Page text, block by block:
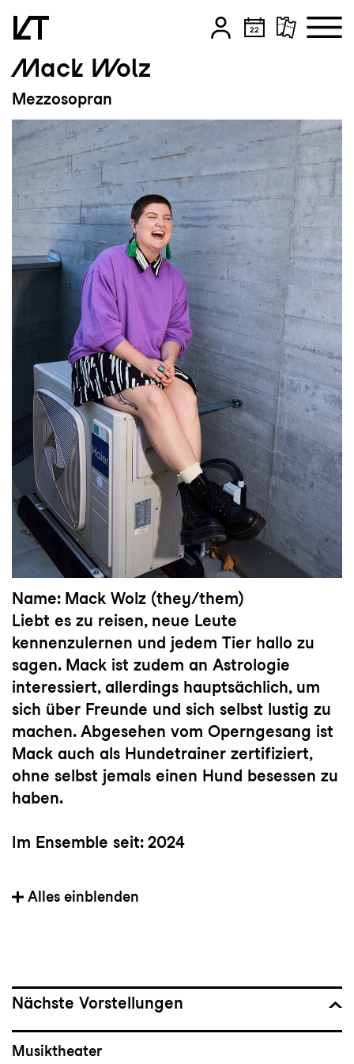
Zum Hauptinhalt springen
Zum Footer springen
Mack Wolz
Mezzosopran
Name: Mack Wolz (they/them)
Liebt es zu reisen, neue Leute
kennenzulernen und jedem Tier hallo zu
sagen. Mack ist zudem an Astrologie
interessiert, allerdings hauptsächlich, um
sich über Freunde und sich selbst lustig zu
machen. Abgesehen vom Operngesang ist
Mack auch als Hundetrainer zertifiziert,
ohne selbst jemals einen Hund besessen zu
haben.
Im Ensemble seit: 2024
Heimat: St. Louis, MO, USA
Dame der Lady Macbeth (
Chenier
Alles einblenden
Nächste Vorstellungen
Musiktheater